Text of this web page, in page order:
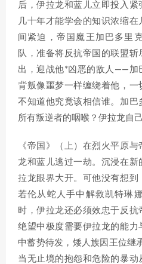
后，伊拉龙和蓝儿立即投入
几十年才能学会的知识浓缩
间紧迫，帝国魔王加巴多里
队，准备将反抗帝国的联盟
出，迎战他*凶恶的敌人——加
背叛像噩梦一样缠绕着他，
不知道他究竟该相信谁。加
所有叛逆者的咽喉？伊拉龙自
《帝国》（上）在烈火平原
龙和蓝儿逃过一劫。沉浸在
拉龙眼界大开。可他没有想到
若伦从蛇人手中解救凯特琳
时，伊拉龙还必须效忠于反
绝望中极度需要伊拉龙的能
中蓄势待发，矮人族因王位继
当无止境的抱怨和危险的暴